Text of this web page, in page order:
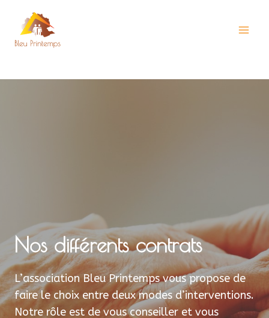
contenu
Nos différents contrats
L’association Bleu Printemps vous propose de
faire le choix entre deux modes d’interventions.
Notre rôle est de vous conseiller et vous